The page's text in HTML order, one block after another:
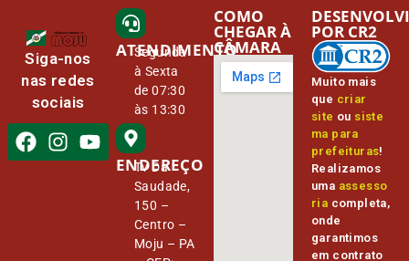
Siga-nos
nas redes
sociais
ATENDIMENTO
Segunda
à Sexta
de 07:30
às 13:30
ENDEREÇO
Tv Da
Saudade,
150 –
Centro –
Moju – PA
COMO
CHEGAR À
CÂMARA
Muito mais
que criar
site ou siste
ma para
prefeituras!
Realizamos
uma assesso
ria completa,
onde
garantimos
em contrato
POR CR2